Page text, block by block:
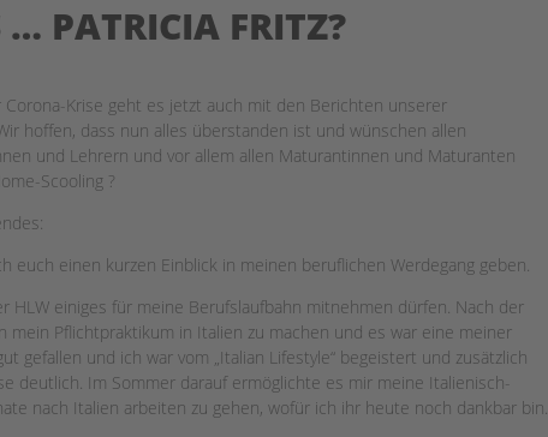
PATRICIA FRITZ?
Krise geht es jetzt auch mit den Berichten unserer
hoffen, dass nun alles überstanden ist und wünschen allen
und Lehrern und vor allem allen Maturantinnen und Maturanten
Scooling ?
euch einen kurzen Einblick in meinen beruflichen Werdegang geben.
HLW einiges für meine Berufslaufbahn mitnehmen dürfen. Nach der
mein Pflichtpraktikum in Italien zu machen und es war eine meiner
gefallen und ich war vom „Italian Lifestyle“ begeistert und zusätzlich
deutlich. Im Sommer darauf ermöglichte es mir meine Italienisch-
nach Italien arbeiten zu gehen, wofür ich ihr heute noch dankbar bin.